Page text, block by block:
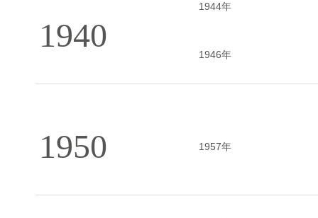
1940
1944年
1946年
1950 1957年